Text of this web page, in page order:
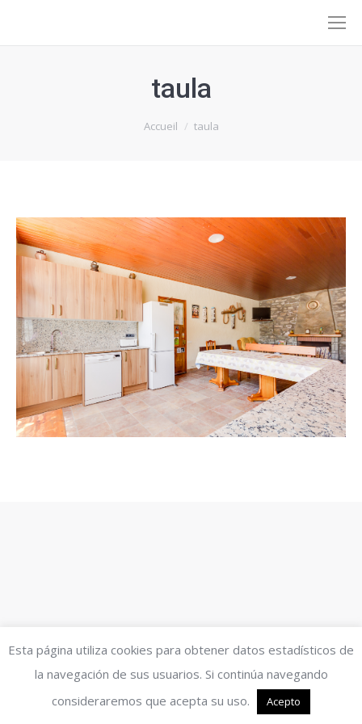
taula
Accueil taula
Esta página utiliza cookies para obtener datos estadísticos de
la navegación de sus usuarios. Si continúa navegando
consideraremos que acepta su uso.
Acepto